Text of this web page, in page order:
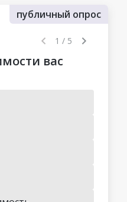
публичный опрос
1 / 5
вас